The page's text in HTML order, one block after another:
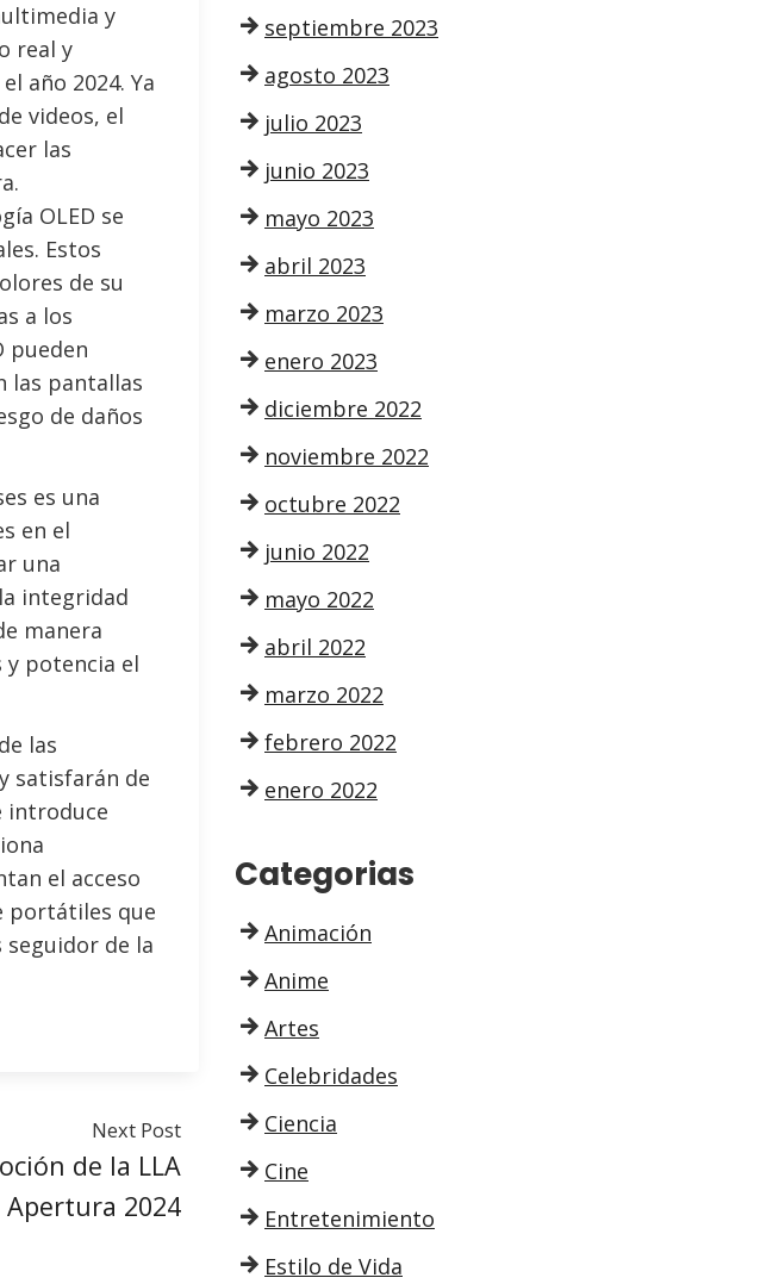
y
real y
año 2024. Ya
videos, el
las
OLED se
Estos
de su
a los
pueden
las pantallas
de daños
es una
en el
una
integridad
manera
y potencia el
las
satisfarán de
introduce
el acceso
portátiles que
seguidor de la
Next Post
de la LLA
Apertura 2024
septiembre 2023
agosto 2023
julio 2023
junio 2023
mayo 2023
abril 2023
marzo 2023
enero 2023
diciembre 2022
noviembre 2022
octubre 2022
junio 2022
mayo 2022
abril 2022
marzo 2022
febrero 2022
enero 2022
Categorias
Animación
Anime
Artes
Celebridades
Ciencia
Cine
Entretenimiento
Estilo de Vida